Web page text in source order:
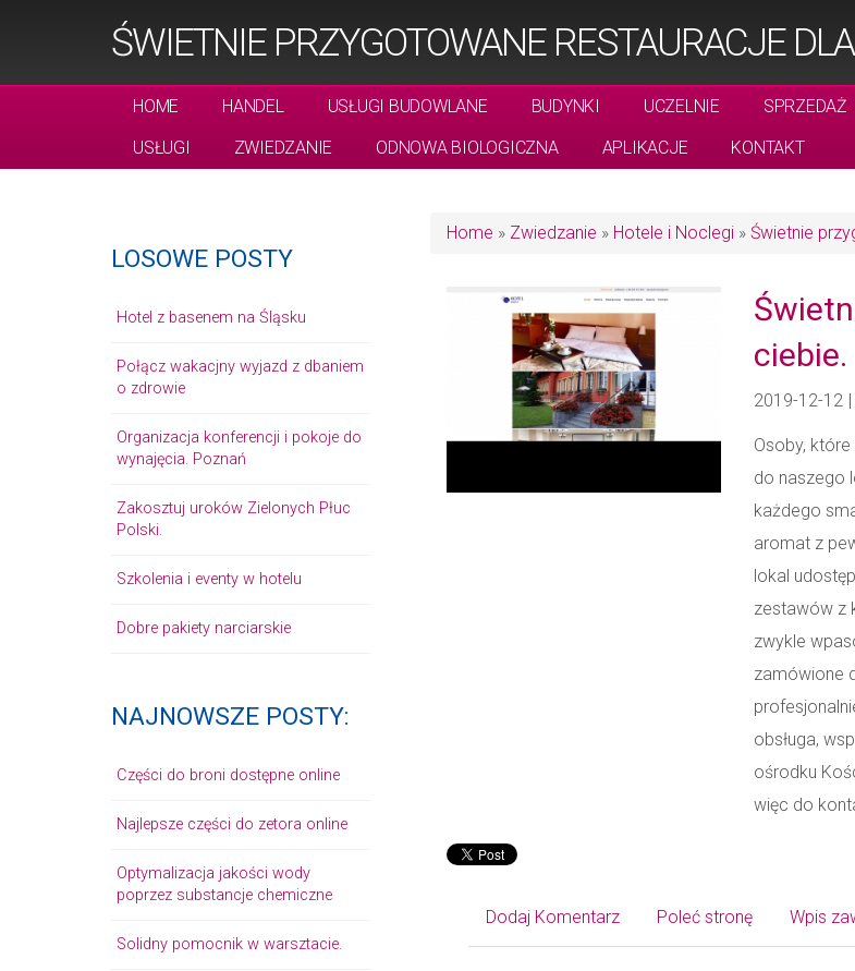
ŚWIETNIE PRZYGOTOWANE RESTAURACJE
HOME HANDEL USŁUGI BUDOWLANE BUDYNKI UCZELNIE SPRZEDAŻ
USŁUGI
ZWIEDZANIE ODNOWA BIOLOGICZNA APLIKACJE KONTAKT
LOSOWE POSTY
Hotel z basenem na Śląsku
Połącz wakacjny wyjazd z dbaniem
o zdrowie
Organizacja konferencji i pokoje do
wynajęcia. Poznań
Zakosztuj uroków Zielonych Płuc
Polski.
Szkolenia i eventy w hotelu
Dobre pakiety narciarskie
NAJNOWSZE POSTY:
Części do broni dostępne online
Najlepsze części do zetora online
Optymalizacja jakości wody
poprzez substancje chemiczne
Solidny pomocnik w warsztacie.
Home » Zwiedzanie » Hotele i Noclegi» Świetnie
ciebie.
2019-12-12 |
Osoby,
do naszego
każdego
aromat z
lokal
zestawów z
zwykle
zamówione
obsługa,
ośrodku
więc do
Dodaj Komentarz Poleć stronę Wpis